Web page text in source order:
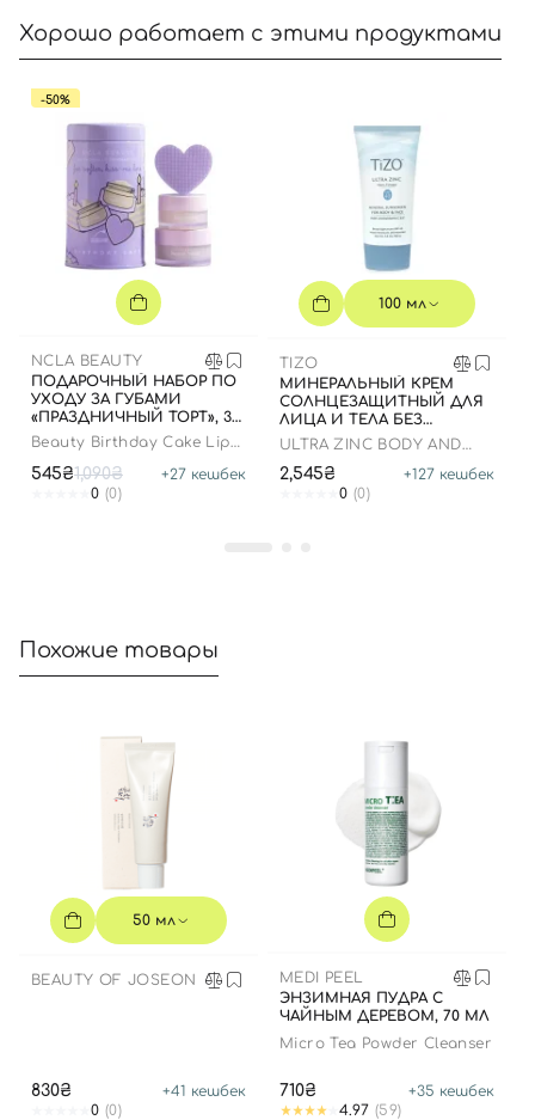
Хорошо работает с этими продуктами
-50%
NCLA BEAUTY
ПОДАРОЧНЫЙ НАБОР ПО
УХОДУ ЗА ГУБАМИ
«ПРАЗДНИЧНЫЙ ТОРТ», 3
В 1
Beauty Birthday Cake Lip
545₴1,090₴ +27 кешбек
0 (0)
100 мл
TIZO
МИНЕРАЛЬНЫЙ КРЕМ
СОЛНЦЕЗАЩИТНЫЙ ДЛЯ
ЛИЦА И ТЕЛА БЕЗ
ОТТЕНКА, 100 МЛ
ULTRA ZINC BODY AND
2,545₴ +127 кешбек
0 (0)
Похожие товары
50 мл
BEAUTY OF JOSEON
830₴ +41 кешбек
0 (0)
MEDI PEEL
ЭНЗИМНАЯ ПУДРА С
ЧАЙНЫМ ДЕРЕВОМ, 70 МЛ
Micro Tea Powder Cleanser
710₴ +35 кешбек
4.97 (59)
Вход Регистрация
Номер телефона
Отправляя форму для авторизации/регистрации, вы
принимаете условияПользовательские соглашения
Далее
Войти с помощью e-mail